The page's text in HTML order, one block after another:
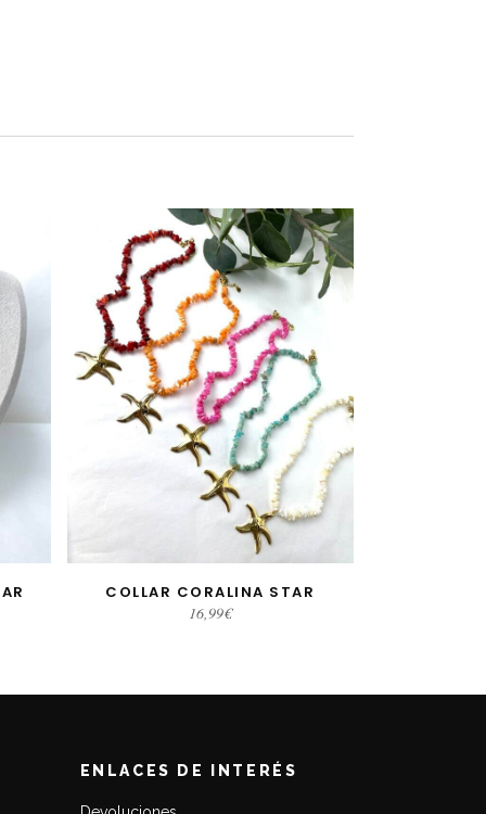
SELECCIONAR OPCIONES
Este producto tiene múltiples variantes. Las opciones se pueden elegir en la página de producto
COLLAR CORALINA STAR
16,99€
ENLACES DE INTERÉS